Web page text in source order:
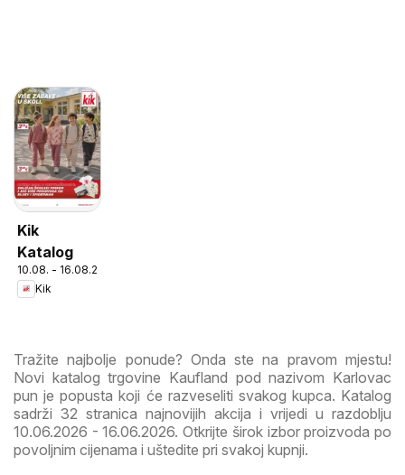
Kik
Katalog
10.08. - 16.08.2026
Kik
Tražite najbolje ponude? Onda ste na pravom mjestu!
Novi katalog trgovine Kaufland pod nazivom Karlovac
pun je popusta koji će razveseliti svakog kupca. Katalog
sadrži 32 stranica najnovijih akcija i vrijedi u razdoblju
10.06.2026 - 16.06.2026. Otkrijte širok izbor proizvoda po
povoljnim cijenama i uštedite pri svakoj kupnji.